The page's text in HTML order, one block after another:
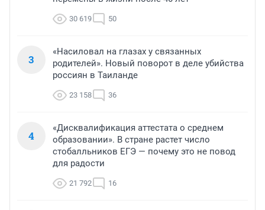
30 619 50
3
«Насиловал на глазах у связанных
родителей». Новый поворот в деле убийства
россиян в Таиланде
23 158 36
4
«Дисквалификация аттестата о среднем
образовании». В стране растет число
стобалльников ЕГЭ — почему это не повод
для радости
21 792 16